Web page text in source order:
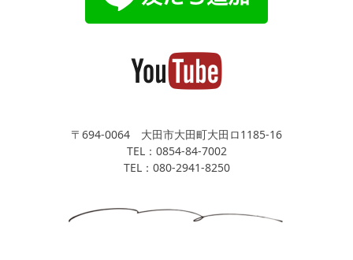
〒694-0064 大田市大田町大田ロ1185-16
TEL：0854-84-7002
TEL：080-2941-8250